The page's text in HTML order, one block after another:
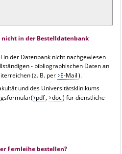
nicht in der Bestelldatenbank
in der Datenbank nicht nachgewiesen
- bibliographischen Daten an
(z. B. per E-Mail).
und des Universitätsklinikums
pdf, doc) für dienstliche
Fernleihe bestellen?